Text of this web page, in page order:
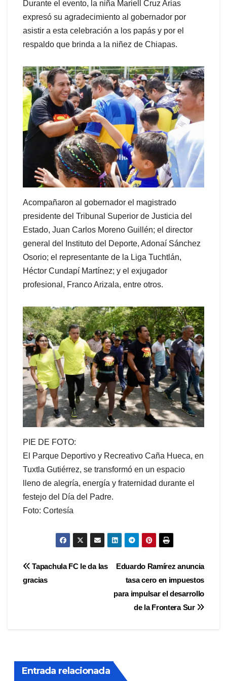
Durante el evento, la niña Mariell Cruz Arias
expresó su agradecimiento al gobernador por
asistir a esta celebración a los papás y por el
respaldo que brinda a la niñez de Chiapas.
Acompañaron al gobernador el magistrado
presidente del Tribunal Superior de Justicia del
Estado, Juan Carlos Moreno Guillén; el director
general del Instituto del Deporte, Adonaí Sánchez
Osorio; el representante de la Liga Tuchtlán,
Héctor Cundapí Martínez; y el exjugador
profesional, Franco Arizala, entre otros.
PIE DE FOTO:
El Parque Deportivo y Recreativo Caña Hueca, en
Tuxtla Gutiérrez, se transformó en un espacio
lleno de alegría, energía y fraternidad durante el
festejo del Día del Padre.
Foto: Cortesía
Navegación
de
Eduardo Ramírez anuncia
tasa cero en impuestos
para impulsar el desarrollo
de la Frontera Sur
Tapachula FC le da las
gracias
Entrada relacionada